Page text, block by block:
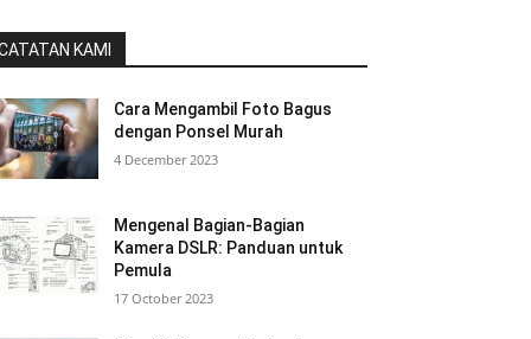
KAMI
Cara Mengambil Foto Bagus
dengan Ponsel Murah
4 December 2023
Mengenal Bagian-Bagian
Kamera DSLR: Panduan untuk
Pemula
17 October 2023